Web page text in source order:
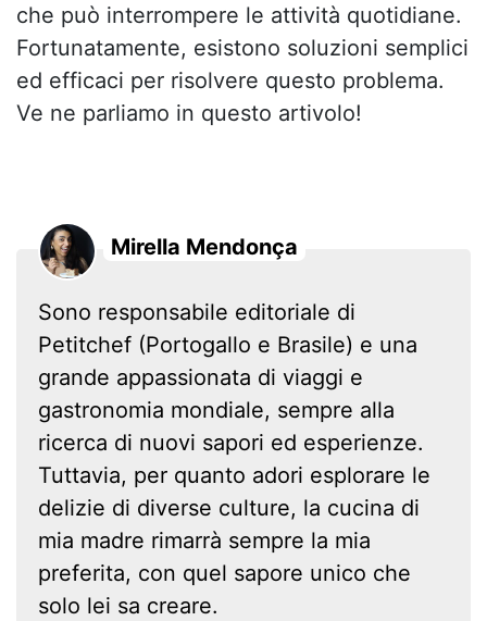
che può interrompere le attività quotidiane.
Fortunatamente, esistono soluzioni semplici
ed efficaci per risolvere questo problema.
Ve ne parliamo in questo artivolo!
Mirella Mendonça
Sono responsabile editoriale di
Petitchef (Portogallo e Brasile) e una
grande appassionata di viaggi e
gastronomia mondiale, sempre alla
ricerca di nuovi sapori ed esperienze.
Tuttavia, per quanto adori esplorare le
delizie di diverse culture, la cucina di
mia madre rimarrà sempre la mia
preferita, con quel sapore unico che
solo lei sa creare.